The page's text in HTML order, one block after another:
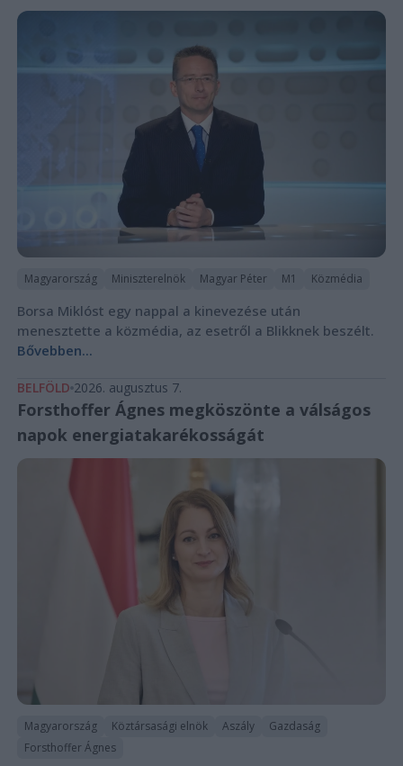
Magyarország Miniszterelnök Magyar Péter M1 Közmédia
Borsa Miklóst egy nappal a kinevezése után
menesztette a közmédia, az esetről a Blikknek beszélt.
Bővebben...
BELFÖLD 2026. augusztus 7.
Forsthoffer Ágnes megköszönte a válságos
napok energiatakarékosságát
Magyarország Köztársasági elnök Aszály
Gazdaság
Forsthoffer Ágnes